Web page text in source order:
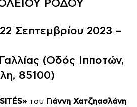
ΡΟΔΟΥ
Σεπτεμβρίου 2023 –
(Οδός Ιπποτών,
85100)
του Γιάννη Χατζηασλάνη